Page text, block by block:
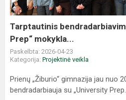
Tarptautinis
Prep“ mokykla...
Paskelbta: 2026-04-23
Kategorija: Projektinė veikla
Prienų „Žiburio“ gimnazija jau nuo
bendradarbiauja su „University